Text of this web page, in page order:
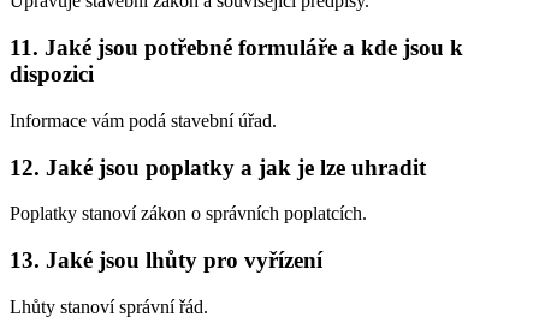
11. Jaké jsou potřebné formuláře a kde jsou k
dispozici
Informace vám podá stavební úřad.
12. Jaké jsou poplatky a jak je lze uhradit
Poplatky stanoví zákon o správních poplatcích.
13. Jaké jsou lhůty pro vyřízení
Lhůty stanoví správní řád.